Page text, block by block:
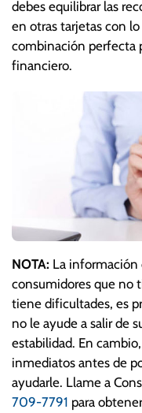
debes equilibrar las
en otras tarjetas con
combinación perfecta
financiero.
NOTA: La información
consumidores que no
tiene dificultades, es
no le ayude a salir de
estabilidad. En
inmediatos antes de
ayudarle. Llame a
709-7791 para